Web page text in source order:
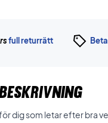
full returrätt
dig som letar efter bra